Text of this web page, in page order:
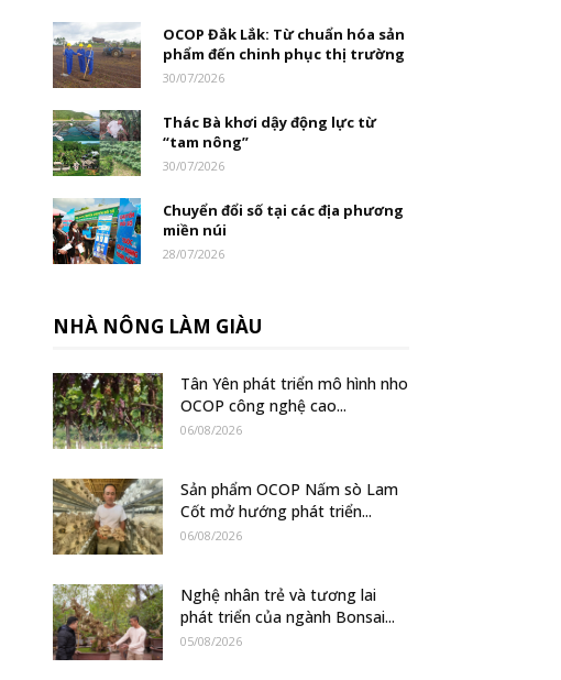
OCOP Đắk Lắk: Từ chuẩn hóa sản
phẩm đến chinh phục thị trường
30/07/2026
Thác Bà khơi dậy động lực từ
“tam nông”
30/07/2026
Chuyển đổi số tại các địa phương
miền núi
28/07/2026
NHÀ NÔNG LÀM GIÀU
Tân Yên phát triển mô hình nho
OCOP công nghệ cao...
06/08/2026
Sản phẩm OCOP Nấm sò Lam
Cốt mở hướng phát triển...
06/08/2026
Nghệ nhân trẻ và tương lai
phát triển của ngành Bonsai...
05/08/2026